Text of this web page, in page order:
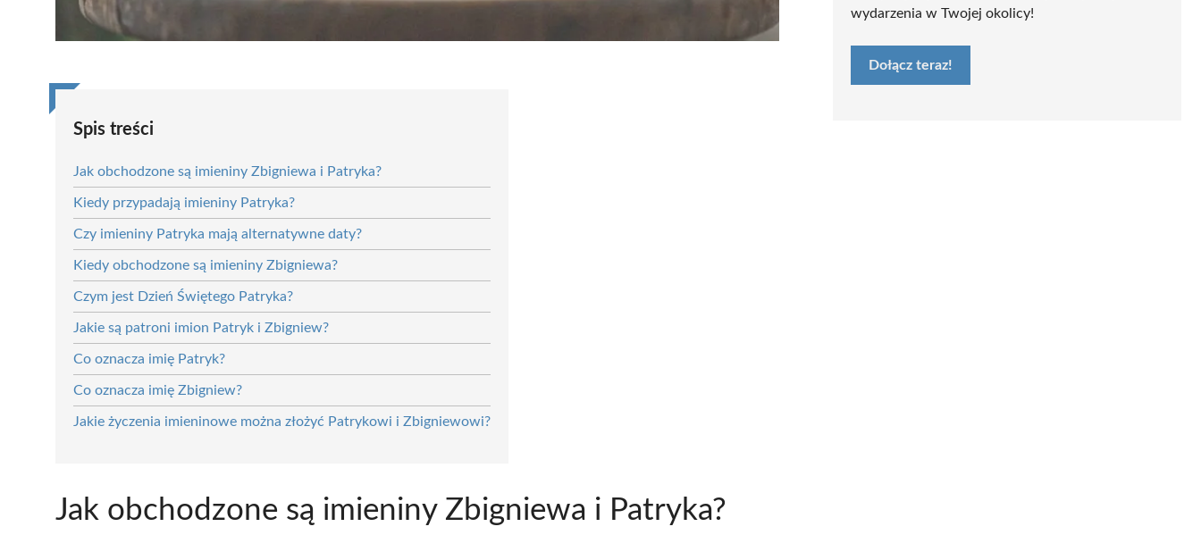
Spis treści
Jak obchodzone są imieniny Zbigniewa i Patryka?
Kiedy przypadają imieniny Patryka?
Czy imieniny Patryka mają alternatywne daty?
Kiedy obchodzone są imieniny Zbigniewa?
Czym jest Dzień Świętego Patryka?
Jakie są patroni imion Patryk i Zbigniew?
Co oznacza imię Patryk?
Co oznacza imię Zbigniew?
Jakie życzenia imieninowe można złożyć Patrykowi i Zbigniewowi?
Jak obchodzone są imieniny Zbigniewa i Patryka?
wydarzenia w Twojej okolicy!
Dołącz teraz!